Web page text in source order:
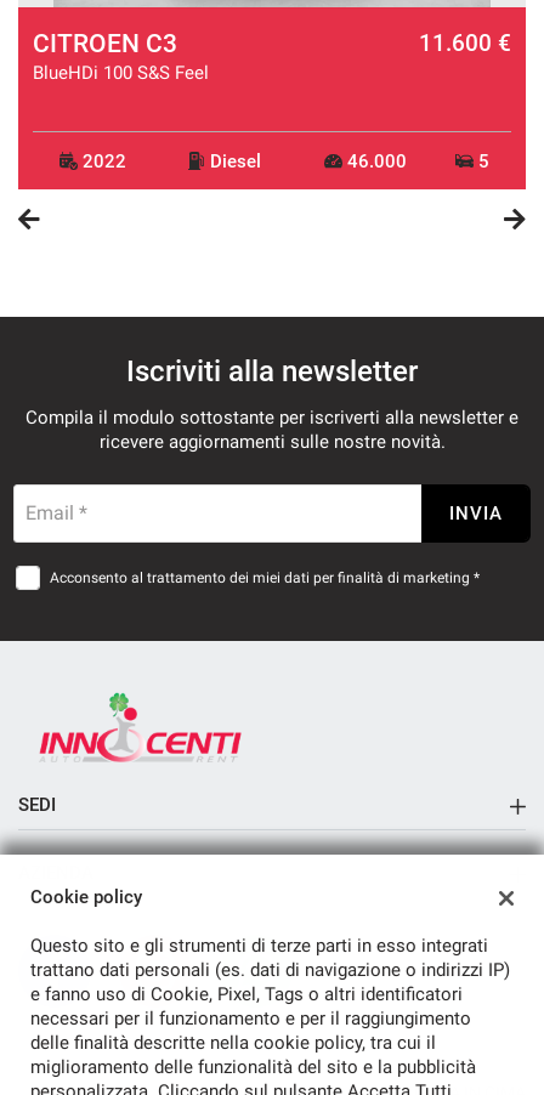
CITROEN C3
BlueHDi 100 S&S Feel
11.600 €
2022 Diesel 46.000 5
Iscriviti alla newsletter
Compila il modulo sottostante per iscriverti alla newsletter e
ricevere aggiornamenti sulle nostre novità.
Email * INVIA
Acconsento al trattamento dei miei dati per finalità di marketing *
SEDI
Sede di Aversa
Contatti
Cookie policy
Questo sito e gli strumenti di terze parti in esso integrati
trattano dati personali (es. dati di navigazione o indirizzi IP)
e fanno uso di Cookie, Pixel, Tags o altri identificatori
necessari per il funzionamento e per il raggiungimento
delle finalità descritte nella cookie policy, tra cui il
miglioramento delle funzionalità del sito e la pubblicità